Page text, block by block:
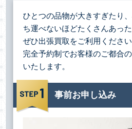
ひとつの品物が大きすぎたり
ち運べないほどたくさんあっ
ぜひ出張買取をご利用ください
完全予約制でお客様のご都合
いたします。
事前お申し込み